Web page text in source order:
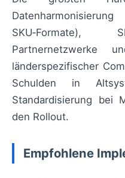
SKU‑Formate),
Partnernetzwerke
länderspezifischer
Schulden in
Standardisierung bei
den Rollout.
Empfohlene